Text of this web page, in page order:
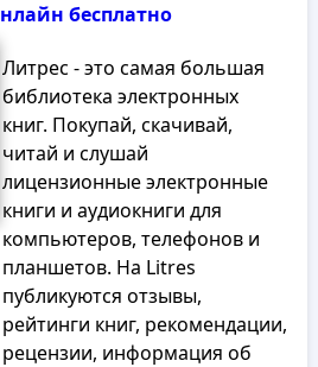
бесплатно
Литрес - это самая большая
библиотека электронных
книг. Покупай, скачивай,
читай и слушай
лицензионные электронные
книги и аудиокниги для
компьютеров, телефонов и
планшетов. На Litres
публикуются отзывы,
рейтинги книг, рекомендации,
рецензии, информация об